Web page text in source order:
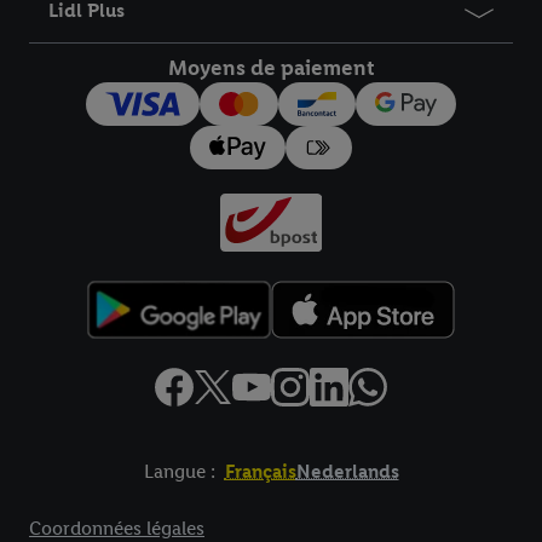
Lidl Plus
Moyens de paiement
Langue : FrançaisNederlands
Coordonnées légales